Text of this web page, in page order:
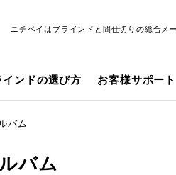
ニチベイはブラインドと間仕切りの総合メ
インドの選び方 お客様サポート
バム
バム